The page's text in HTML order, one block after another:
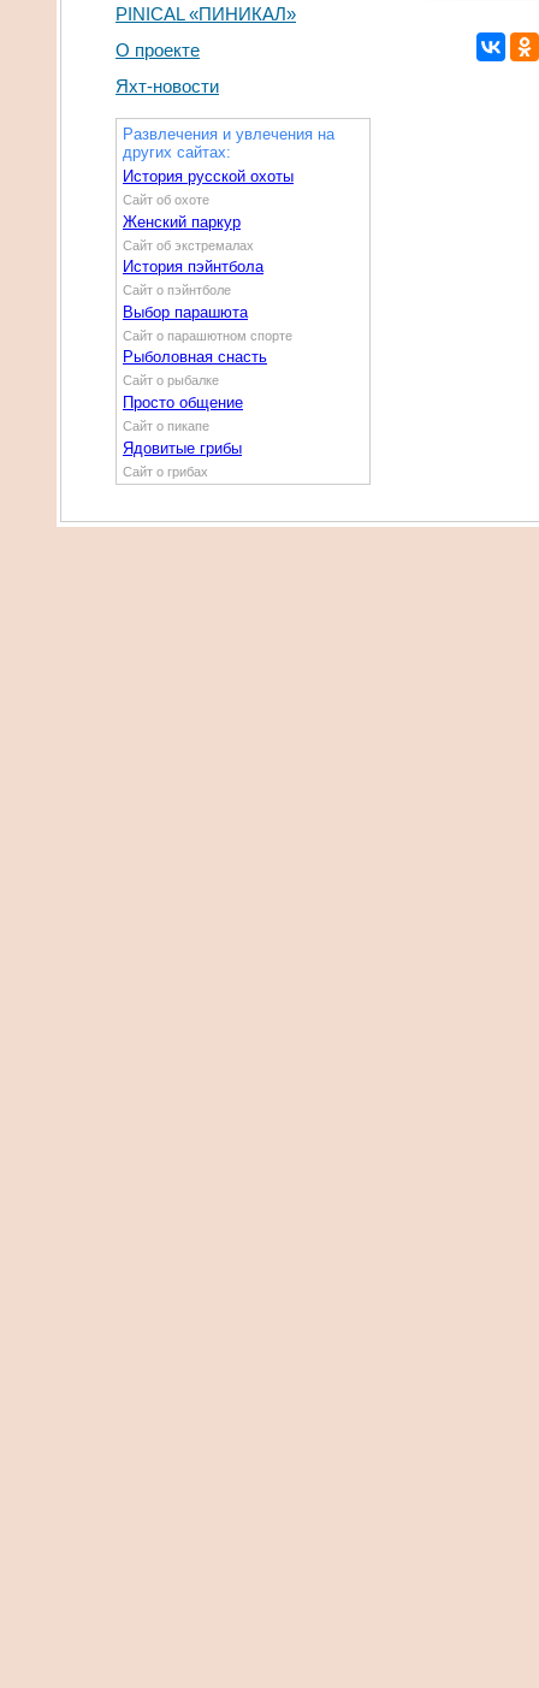
PINICAL «ПИНИКАЛ»
О проекте
Яхт-новости
Развлечения и увлечения на
других сайтах:
История русской охоты
Сайт об охоте
Женский паркур
Сайт об экстремалах
История пэйнтбола
Сайт о пэйнтболе
Выбор парашюта
Сайт о парашютном спорте
Рыболовная снасть
Сайт о рыбалке
Просто общение
Сайт о пикапе
Ядовитые грибы
Сайт о грибах